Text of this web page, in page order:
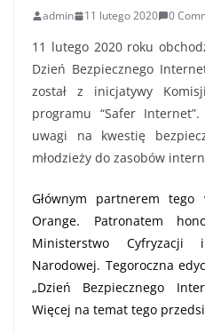
admin 11 lutego 2020 0
11 lutego 2020 roku
Dzień Bezpiecznego
został z inicjatywy
programu “Safer Internet”.
uwagi na kwestię
młodzieży do zasobów
Głównym partnerem tego
Orange. Patronatem
Ministerstwo Cyfryzacji
Narodowej. Tegoroczna
„Dzień Bezpiecznego
Więcej na temat tego